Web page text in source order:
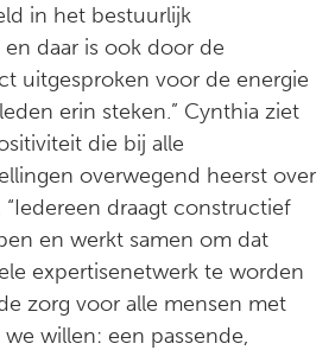
in het bestuurlijk
daar is ook door de
uitgesproken voor de energie
erin steken.” Cynthia ziet
die bij alle
overwegend heerst over
draagt constructief
en werkt samen om dat
expertisenetwerk te worden
zorg voor alle mensen met
we willen: een passende,